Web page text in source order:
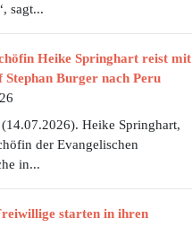
sagt...
Heike Springhart reist mit
Stephan Burger nach Peru
Heike Springhart,
der Evangelischen
in...
starten in ihren